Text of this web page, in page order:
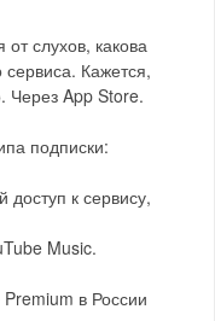
слухов, какова
Кажется,
App Store.
подписки:
к сервису,
Music.
в России